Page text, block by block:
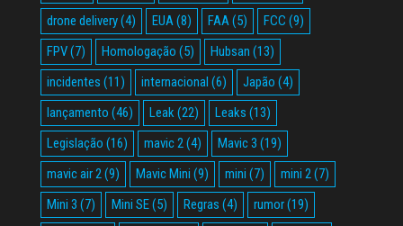
drone delivery(4) EUA(8) FAA(5) FCC (9)
FPV(7) Homologação (5) Hubsan (13)
incidentes (11) internacional (6) Japão (4)
lançamento (46) Leak(22) Leaks (13)
Legislação (16) mavic 2(4) Mavic 3 (19)
mavic air 2(9) Mavic Mini (9) mini (7) mini 2(7)
Mini 3 (7) Mini SE(5) Regras (4) rumor(19)